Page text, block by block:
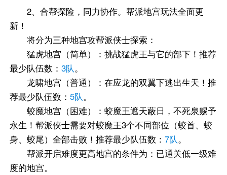
2、合帮探险，同力协作。帮派地宫玩法全面更
新！
将分为三种地宫攻帮派侠士探索：
猛虎地宫（简单）：挑战猛虎王与它的部下！推荐
最少队伍数：3队。
龙啸地宫（普通）：在应龙的双翼下逃出生天！推
荐最少队伍数：5队。
蛟魔地宫（困难）：蛟魔王遮天蔽日，不死泉赐予
永生！帮派侠士需要对蛟魔王3个不同部位（蛟首、蛟
身、蛟尾）全部击败！推荐最少队伍数：7队。
帮派开启难度更高地宫的条件为：已通关低一级难
度的地宫。